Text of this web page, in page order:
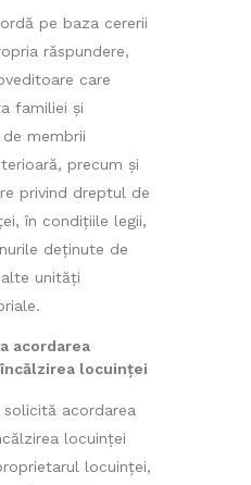
pe baza cererii
răspundere,
care
familiei şi
membrii
precum şi
privind dreptul de
în condiţiile legii,
deţinute de
unităţi
acordarea
locuinței
solicită acordarea
locuinţei
locuinţei,